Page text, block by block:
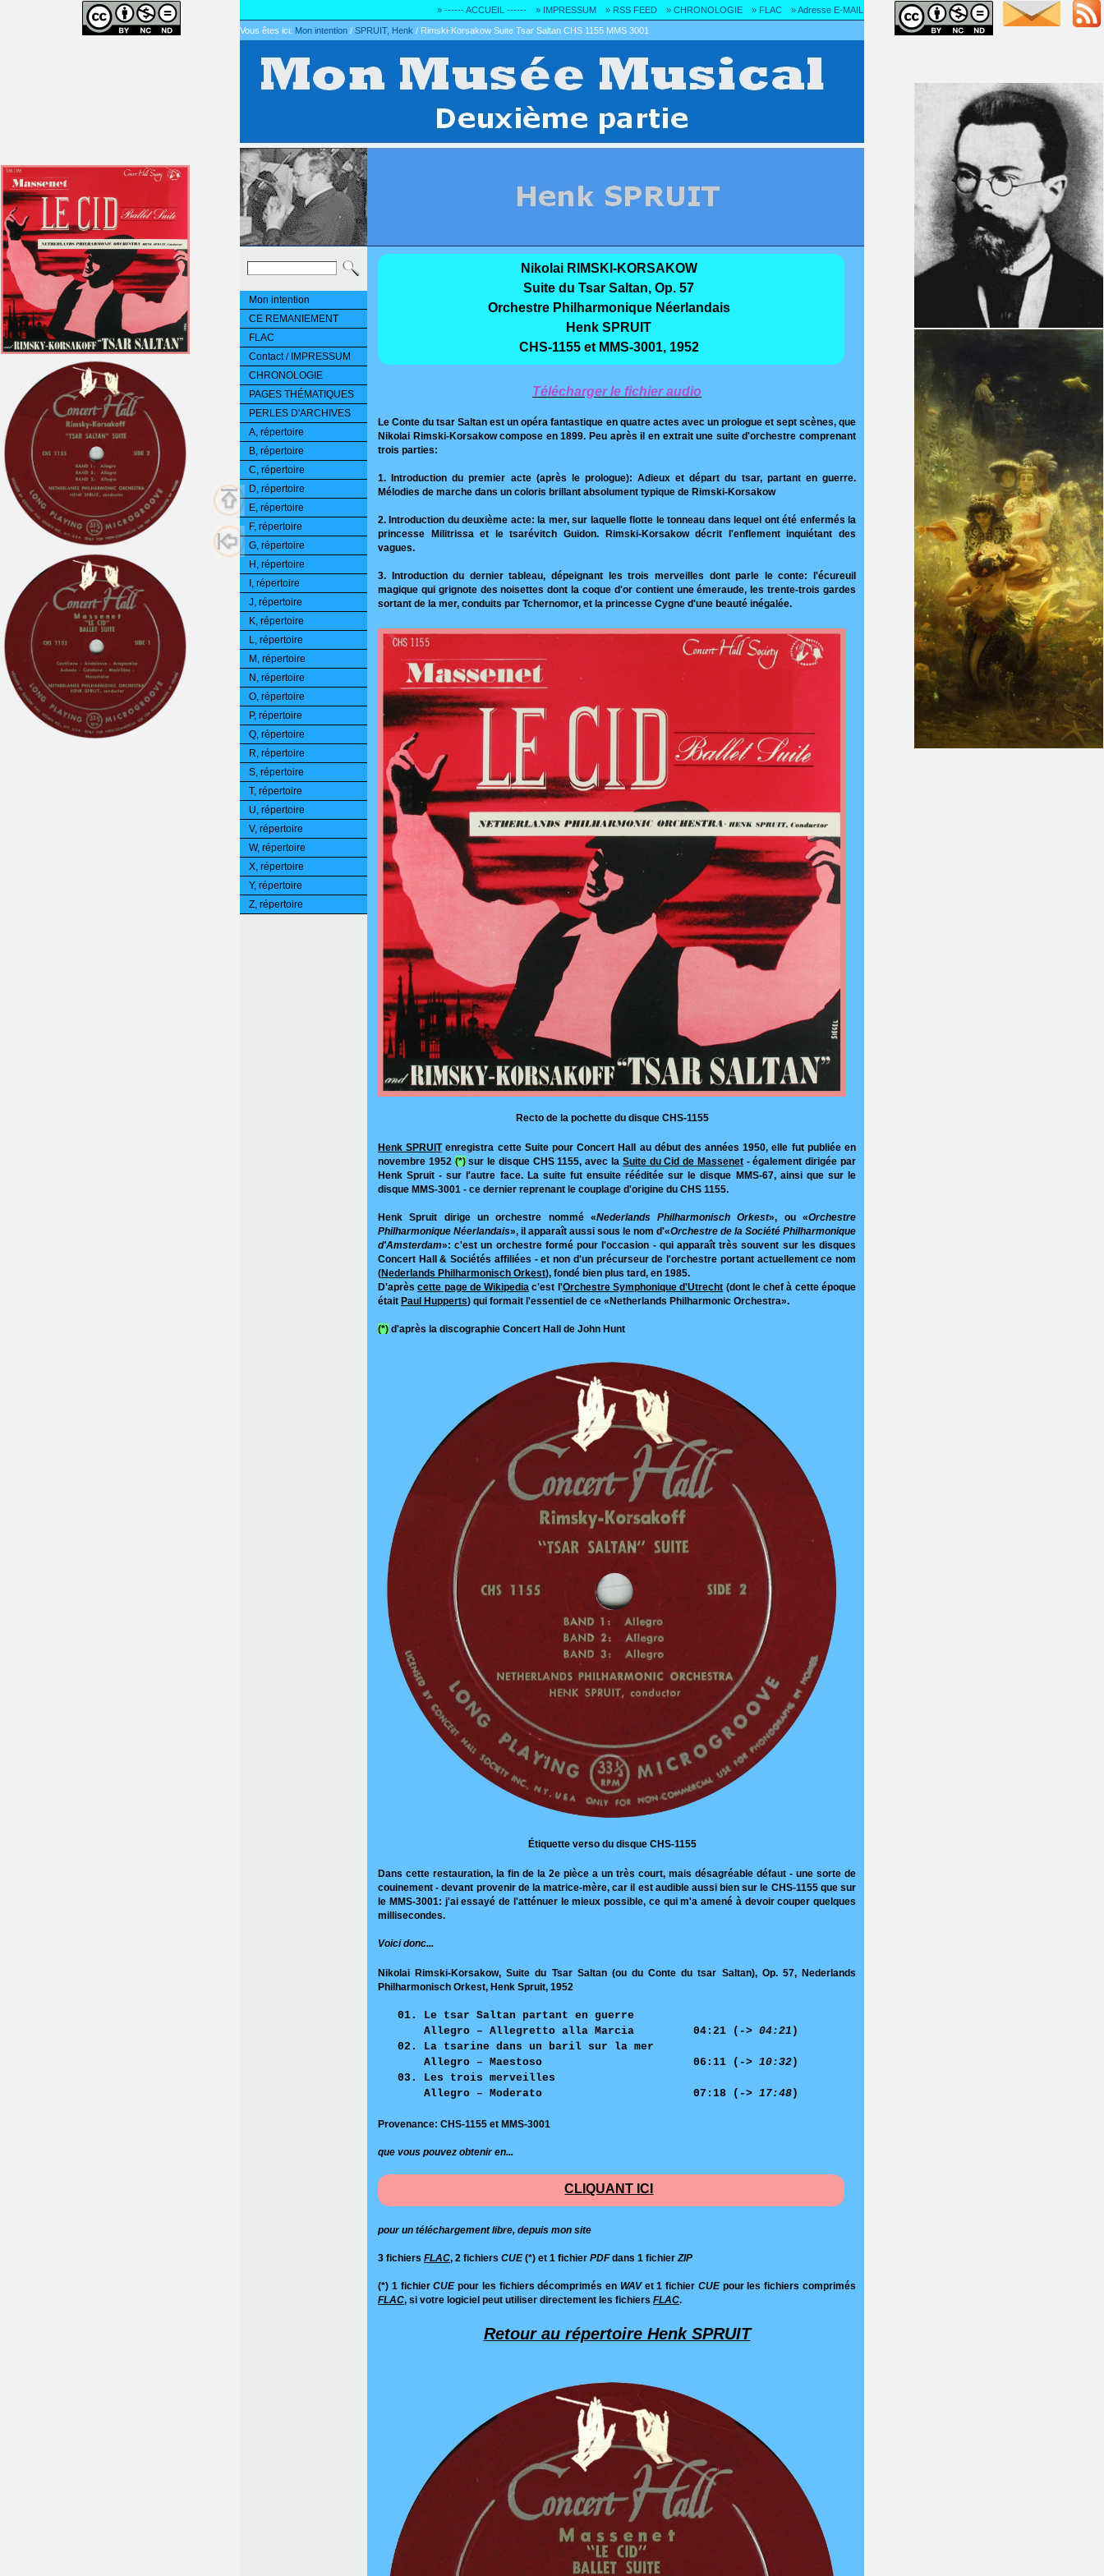
» ------ ACCUEIL ------ » IMPRESSUM » RSS FEED » CHRONOLOGIE » FLAC » Adresse E-MAIL
Vous êtes ici: Mon intention / SPRUIT, Henk / Rimski-Korsakow Suite Tsar Saltan CHS 1155 MMS 3001
Mon intention
CE REMANIEMENT
FLAC
Contact / IMPRESSUM
CHRONOLOGIE
PAGES THÉMATIQUES
PERLES D'ARCHIVES
A, répertoire
B, répertoire
C, répertoire
D, répertoire
E, répertoire
F, répertoire
G, répertoire
H, répertoire
I, répertoire
J, répertoire
K, répertoire
L, répertoire
M, répertoire
N, répertoire
O, répertoire
P, répertoire
Q, répertoire
R, répertoire
S, répertoire
T, répertoire
U, répertoire
V, répertoire
W, répertoire
X, répertoire
Y, répertoire
Z, répertoire
Nikolai RIMSKI-KORSAKOW
Suite du Tsar Saltan, Op. 57
Orchestre Philharmonique Néerlandais
Henk SPRUIT
CHS-1155 et MMS-3001, 1952
Télécharger le fichier audio
Le Conte du tsar Saltan est un opéra fantastique en quatre actes avec un prologue et sept scènes, que
Nikolai Rimski-Korsakow compose en 1899. Peu après il en extrait une suite d'orchestre comprenant
trois parties:
1. Introduction du premier acte (après le prologue): Adieux et départ du tsar, partant en guerre.
Mélodies de marche dans un coloris brillant absolument typique de Rimski-Korsakow
2. Introduction du deuxième acte: la mer, sur laquelle flotte le tonneau dans lequel ont été enfermés la
princesse Militrissa et le tsarévitch Guidon. Rimski-Korsakow décrit l'enflement inquiétant des
vagues.
3. Introduction du dernier tableau, dépeignant les trois merveilles dont parle le conte: l'écureuil
magique qui grignote des noisettes dont la coque d'or contient une émeraude, les trente-trois gardes
sortant de la mer, conduits par Tchernomor, et la princesse Cygne d'une beauté inégalée.
Recto de la pochette du disque CHS-1155
Henk SPRUITenregistra cette Suite pour Concert Hall au début des années 1950, elle fut publiée en
novembre 1952 (*)sur le disque CHS 1155, avec la Suite du Cid de Massenet- également dirigée par
Henk Spruit - sur l'autre face. La suite fut ensuite rééditée sur le disque MMS-67, ainsi que sur le
disque MMS-3001 - ce dernier reprenant le couplage d'origine du CHS 1155.
Henk Spruit dirige un orchestre nommé «Nederlands Philharmonisch Orkest», ou «Orchestre
Philharmonique Néerlandais», il apparaît aussi sous le nom d'«Orchestre de la Société Philharmonique
d'Amsterdam»: c'est un orchestre formé pour l'occasion - qui apparaît très souvent sur les disques
Concert Hall & Sociétés affiliées - et non d'un précurseur de l'orchestre portant actuellement ce nom
(Nederlands Philharmonisch Orkest), fondé bien plus tard, en 1985.
D'aprèscette page de Wikipedia c'est l'Orchestre Symphonique d'Utrecht (dont le chef à cette époque
était Paul Hupperts) qui formait l'essentiel de ce «Netherlands Philharmonic Orchestra».
(*) d'après la discographie Concert Hall de John Hunt
Étiquette verso du disque CHS-1155
Dans cette restauration, la fin de la 2e pièce a un très court, mais désagréable défaut - une sorte de
couinement - devant provenir de la matrice-mère, car il est audible aussi bien sur le CHS-1155 que sur
le MMS-3001: j'ai essayé de l'atténuer le mieux possible, ce qui m'a amené à devoir couper quelques
millisecondes.
Voici donc...
Nikolai Rimski-Korsakow, Suite du Tsar Saltan (ou du Conte du tsar Saltan), Op. 57, Nederlands
Philharmonisch Orkest, Henk Spruit, 1952
01. Le tsar Saltan partant en guerre
Allegro – Allegretto alla Marcia 04:21 ( -> 04:21 )
02. La tsarine dans un baril sur la mer
Allegro – Maestoso 06:11 ( -> 10:32)
03. Les trois merveilles
Allegro – Moderato 07:18 ( -> 17:48)
Provenance: CHS-1155 et MMS-3001
que vous pouvez obtenir en...
CLIQUANT ICI
pour un téléchargement libre, depuis mon site
3 fichiers FLAC, 2 fichiers CUE(*) et 1 fichier PDFdans 1 fichier ZIP
(*) 1 fichierCUEpour les fichiers décomprimés en WAVet 1 fichier CUEpour les fichiers comprimés
FLAC, si votre logiciel peut utiliser directement les fichiers FLAC.
Retour au répertoire Henk SPRUIT